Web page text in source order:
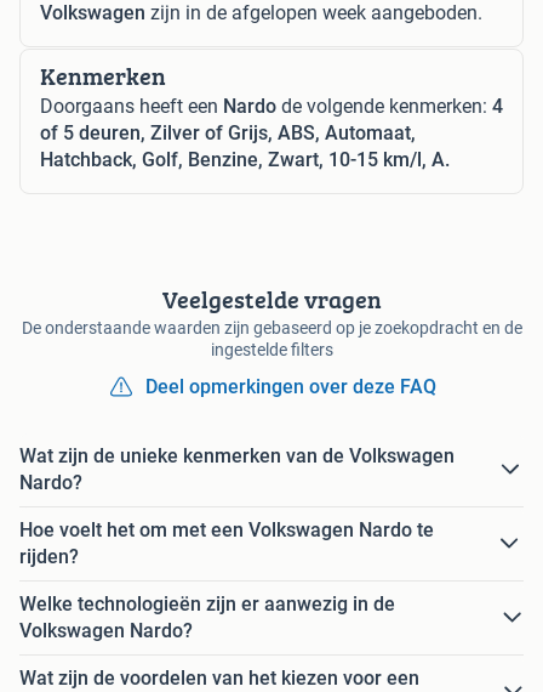
Volkswagen zijn in de afgelopen week aangeboden.
Kenmerken
Doorgaans heeft een Nardo de volgende kenmerken: 4
of 5 deuren, Zilver of Grijs, ABS, Automaat,
Hatchback, Golf, Benzine, Zwart, 10-15 km/l, A.
Veelgestelde vragen
De onderstaande waarden zijn gebaseerd op je zoekopdracht en de
ingestelde filters
Deel opmerkingen over deze FAQ
Wat zijn de unieke kenmerken van de Volkswagen
Nardo?
Hoe voelt het om met een Volkswagen Nardo te
rijden?
Welke technologieën zijn er aanwezig in de
Volkswagen Nardo?
Wat zijn de voordelen van het kiezen voor een